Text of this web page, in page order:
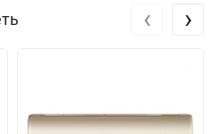
в любое время года.
W обладает компактными
‹ ›